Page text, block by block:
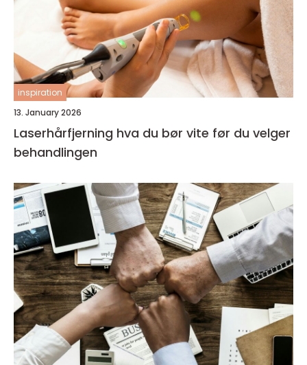
inspiration
13. January 2026
Laserhårfjerning hva du bør vite før du velger
behandlingen